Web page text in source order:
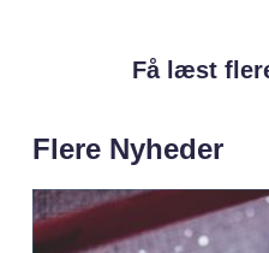
Få læst
Flere Nyheder